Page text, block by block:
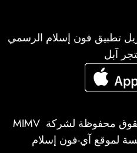
تطبيق فون إسلام الرسمي
آبل
MIMV
لموقع آي-فون إسلام